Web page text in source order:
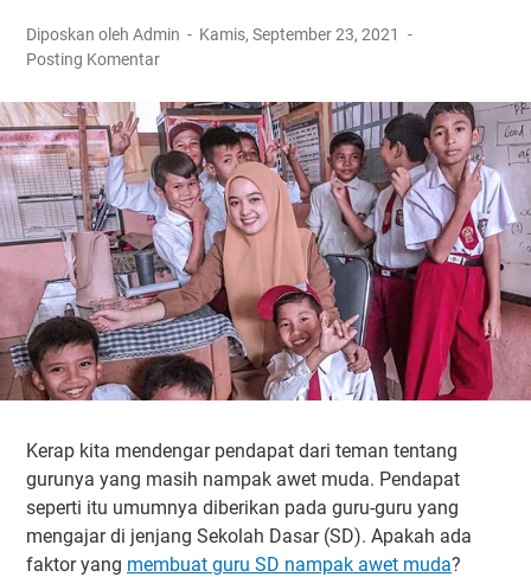
Diposkan oleh Admin
Kamis, September 23, 2021
Posting Komentar
Kerap kita mendengar pendapat dari teman tentang
gurunya yang masih nampak awet muda. Pendapat
seperti itu umumnya diberikan pada guru-guru yang
mengajar di jenjang Sekolah Dasar (SD). Apakah ada
faktor yang membuat guru SD nampak awet muda?